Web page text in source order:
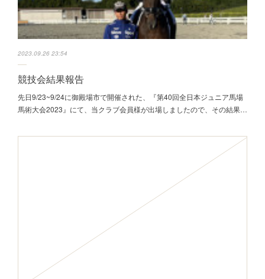
2023.09.26 23:54
競技会結果報告
先日9/23~9/24に御殿場市で開催された、『第40回全日本ジュニア馬場
馬術大会2023』にて、当クラブ会員様が出場しましたので、その結果…